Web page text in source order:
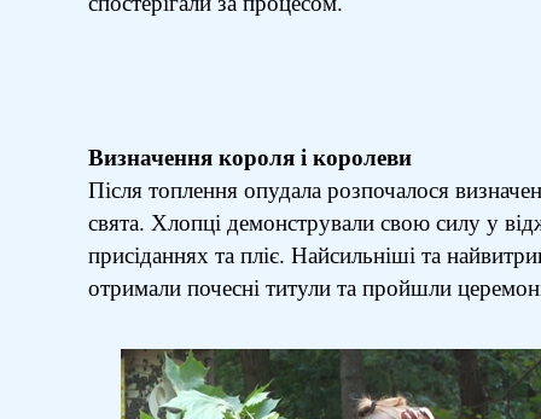
Визначення короля і королеви
Після топлення опудала розпочалося
свята. Хлопці демонстрували свою силу у
присіданнях та пліє. Найсильніші та
отримали почесні титули та пройшли